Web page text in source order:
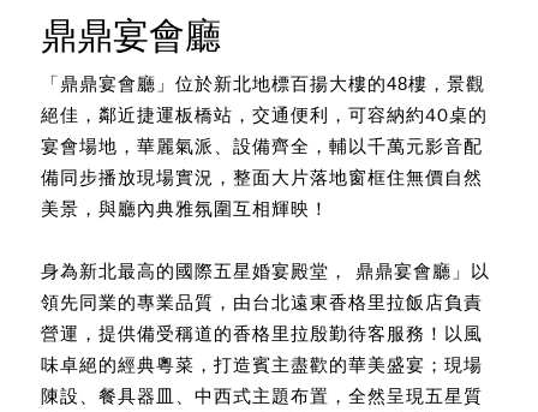
鼎鼎宴會廳
「鼎鼎宴會廳」位於新北地標百揚大樓的48樓， 景觀
絕佳，鄰近捷運板橋站，交通便利， 可容納約40桌的
宴會場地，華麗氣派、 設備齊全，輔以千萬元影音配
備同步播放現場實況， 整面大片落地窗框住無價自然
美景，與廳內典雅氛圍互相輝映！
身為新北最高的國際五星婚宴殿堂， 鼎鼎宴會廳」 以
領先同業的專業品質， 由台北遠東香格里拉飯店負責
營運， 提供備受稱道的香格里拉殷勤待客服務！以風
味卓絕的經典粵菜，打造賓主盡歡的華美盛宴 ；現場
陳設、餐具器皿、中西式主題布置， 全然呈現五星質